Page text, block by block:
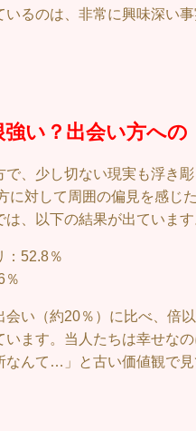
いるのは、非常に興味深い事
い？出会い方への
で、少し切ない現実も浮き彫
に対して周囲の偏見を感じ
、以下の結果が出ています
：52.8％
％
会い（約20％）に比べ、倍
います。当人たちは幸せな
なんて…」と古い価値観で